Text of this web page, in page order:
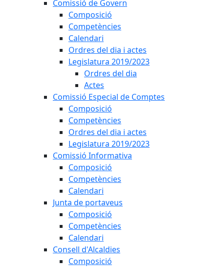
Comissió de Govern
Composició
Competències
Calendari
Ordres del dia i actes
Legislatura 2019/2023
Ordres del dia
Actes
Comissió Especial de Comptes
Composició
Competències
Ordres del dia i actes
Legislatura 2019/2023
Comissió Informativa
Composició
Competències
Calendari
Junta de portaveus
Composició
Competències
Calendari
Consell d'Alcaldies
Composició